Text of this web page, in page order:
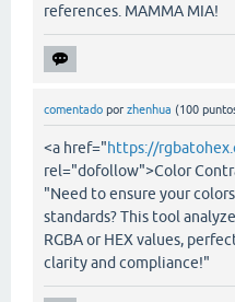
references. MAMMA MIA!
comentado por zhenhua (100
<a href="https://
rel="dofollow">Color
"Need to ensure your
standards? This tool
RGBA or HEX values,
clarity and compliance!"